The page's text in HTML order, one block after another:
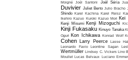
Moigné Joël Santoni Joël Séria
Duvivier Juliet Berto Julio Bracho
Shindo Karel Kachina Karel Reisz
Ikehiro Kazuo Kuroki Kazuo Mori Kei
Kenji Misumi Kenji Mizoguchi
Kinji Fukasaku Kinuyo Tanaka
Oguri Kon Ichikawa Konrad Wolf
Cohen Larry Peerce
Lasse
Leonardo Favio
Leontine Sagan
Wertmüller Lindsey C. Vickers Lino
Moullet Lucas Belvaux Luciano Emmer